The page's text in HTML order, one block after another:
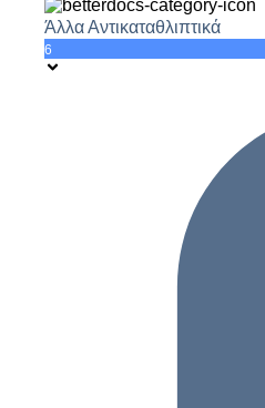
Άλλα Αντικαταθλιπτικά
6